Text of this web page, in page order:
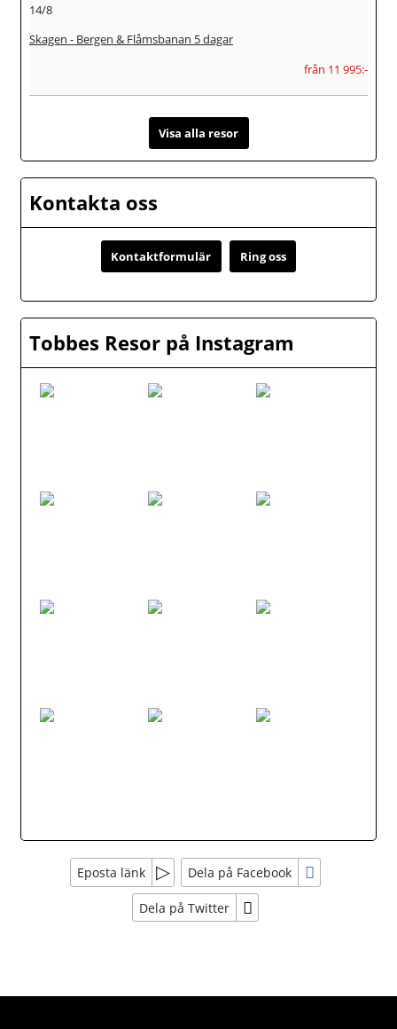
14/8
Skagen - Bergen & Flåmsbanan 5 dagar
från 11 995:-
Visa alla resor
Kontakta oss
Kontaktformulär Ring oss
Tobbes Resor på Instagram
Eposta länk Dela på Facebook
Dela på Twitter